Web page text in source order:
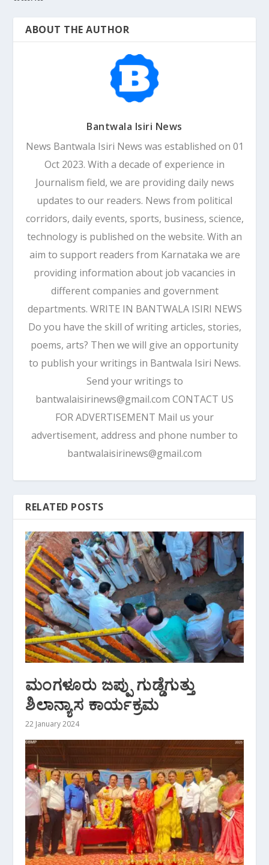
ABOUT THE AUTHOR
Bantwala Isiri News
News Bantwala Isiri News was established on 01
Oct 2023. With a decade of experience in
Journalism field, we are providing daily news
updates to our readers. News from political
corridors, daily events, sports, business, science,
technology is published on the website. With an
aim to support readers from Karnataka we are
providing information about job vacancies in
different companies and government
departments. WRITE IN BANTWALA ISIRI NEWS
Do you have the skill of writing articles, stories,
poems, arts? Then we will give an opportunity
to publish your writings in Bantwala Isiri News.
Send your writings to
bantwalaisirinews@gmail.com CONTACT US
FOR ADVERTISEMENT Mail us your
advertisement, address and phone number to
bantwalaisirinews@gmail.com
RELATED POSTS
ಮಂಗಳೂರು ಜಪ್ಪು ಗುಡ್ಡೆಗುತ್ತು
ಶಿಲಾನ್ಯಾಸ ಕಾರ್ಯಕ್ರಮ
22 January 2024